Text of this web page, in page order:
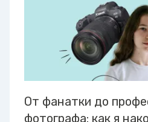
От фанатки до
фотографа: как я